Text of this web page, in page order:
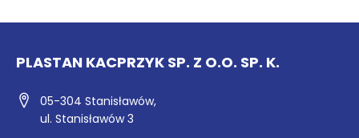
PLASTAN KACPRZYK SP. Z O.O. SP. K.
05-304 Stanisławów,
ul. Stanisławów 3